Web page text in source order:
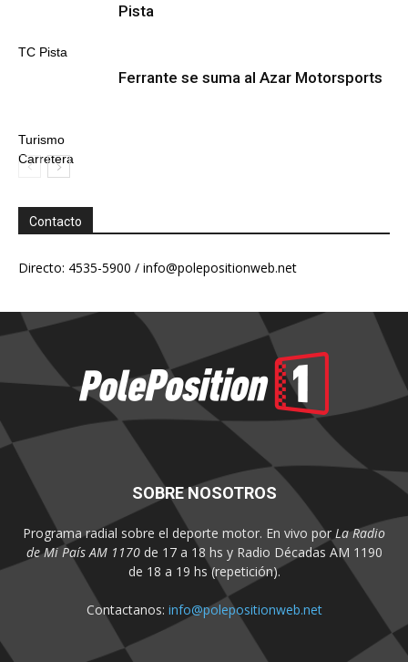
TC Pista
Pista
Turismo
Carretera
Ferrante se suma al Azar Motorsports
Contacto
Directo: 4535-5900 / info@polepositionweb.net
SOBRE NOSOTROS
Programa radial sobre el deporte motor. En vivo por La Radio
de Mi País AM 1170de 17 a 18 hs y Radio Décadas AM 1190
de 18 a 19 hs (repetición).
Contactanos: info@polepositionweb.net